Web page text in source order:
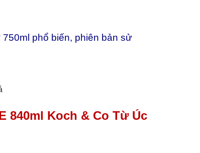
phổ biến, phiên bản sử
840ml Koch & Co Từ Úc